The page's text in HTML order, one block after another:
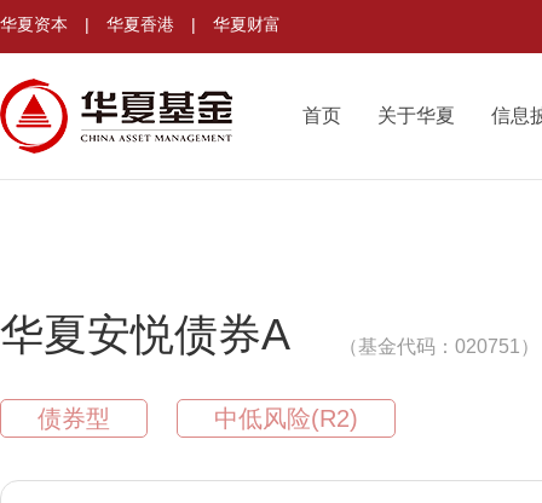
华夏资本 | 华夏香港 | 华夏财富
首页 关于华夏 信息
华夏安悦债券A （基金代码：020751）
债券型 中低风险(R2)